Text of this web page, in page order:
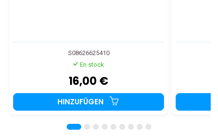
S08626625410
En stock
16,00 €
HINZUFÜGEN